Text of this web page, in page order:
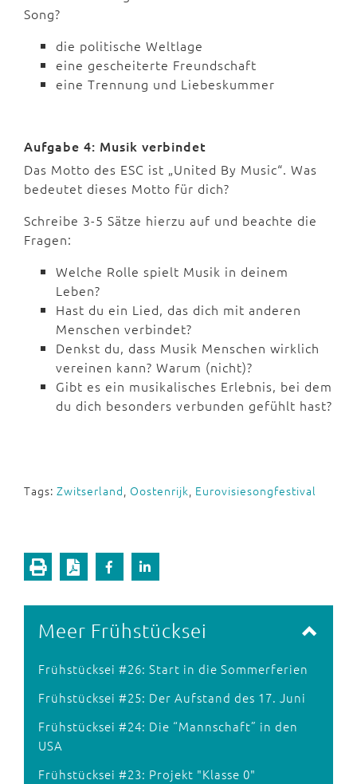
Song?
die politische Weltlage
eine gescheiterte Freundschaft
eine Trennung und Liebeskummer
Aufgabe 4: Musik verbindet
Das Motto des ESC ist „United By Music“. Was
bedeutet dieses Motto für dich?
Schreibe 3-5 Sätze hierzu auf und beachte die
Fragen:
Welche Rolle spielt Musik in deinem
Leben?
Hast du ein Lied, das dich mit anderen
Menschen verbindet?
Denkst du, dass Musik Menschen wirklich
vereinen kann? Warum (nicht)?
Gibt es ein musikalisches Erlebnis, bei dem
du dich besonders verbunden gefühlt hast?
Tags: Zwitserland, Oostenrijk, Eurovisiesongfestival
Meer Frühstücksei
Frühstücksei #26: Start in die Sommerferien
Frühstücksei #25: Der Aufstand des 17. Juni
Frühstücksei #24: Die “Mannschaft” in den
USA
Frühstücksei #23: Projekt "Klasse 0"